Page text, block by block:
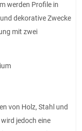
werden Profile in
dekorative Zwecke
mit zwei
von Holz, Stahl und
jedoch eine